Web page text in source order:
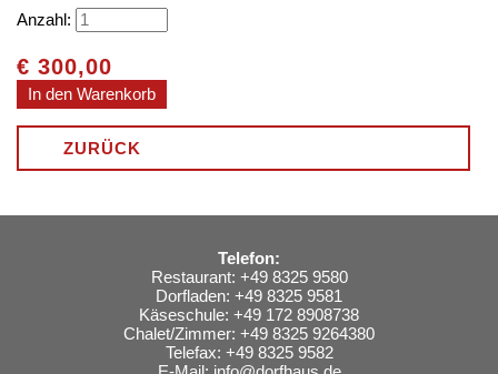
Anzahl:
€ 300,00
ZURÜCK
Telefon:
Restaurant: +49 8325 9580
Dorfladen: +49 8325 9581
Käseschule: +49 172 8908738
Chalet/Zimmer: +49 8325 9264380
Telefax: +49 8325 9582